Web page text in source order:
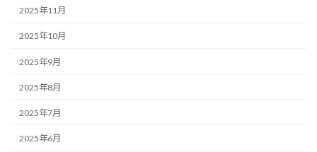
2025年11月
2025年10月
2025年9月
2025年8月
2025年7月
2025年6月